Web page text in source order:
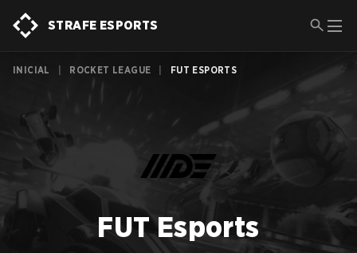
STRAFE ESPORTS
INICIAL ROCKET LEAGUE FUT ESPORTS
FUT Esports